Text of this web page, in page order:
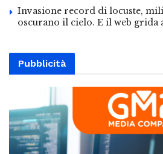
Invasione record di locuste,
oscurano il cielo. E il web grida
Pubblicità